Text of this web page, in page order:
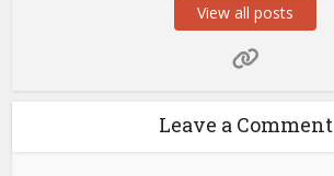
View all posts
Leave a Comment